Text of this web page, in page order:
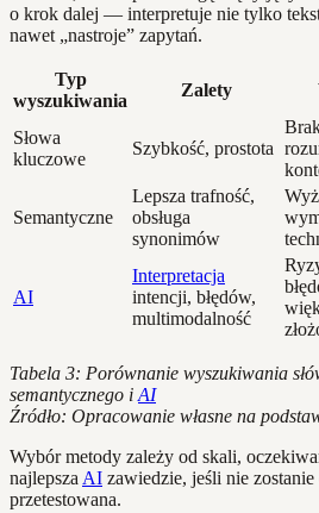
o krok dalej — interpretuje nie tylko
nawet „nastroje” zapytań.
Typ
wyszukiwania
Zalety
Słowa
kluczowe
Szybkość, prostota
Semantyczne
Lepsza trafność,
obsługa
synonimów
AI
Interpretacja
intencji, błędów,
multimodalność
Tabela 3: Porównanie wyszukiwania
semantycznego i AI
Źródło: Opracowanie własne na
Wybór metody zależy od skali,
najlepsza AI zawiedzie, jeśli nie
przetestowana.